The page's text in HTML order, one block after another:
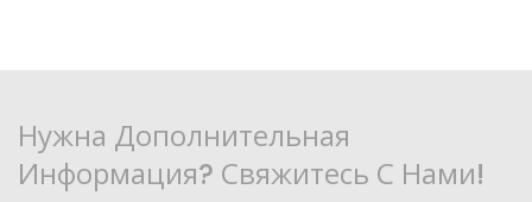
Нужна Дополнительная
Информация? Свяжитесь С Нами!